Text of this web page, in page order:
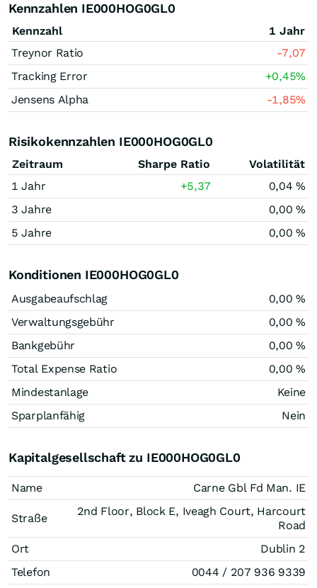
Kennzahlen IE000HOG0GL0
Kennzahl
1 Jahr
Treynor Ratio
-7,07
Tracking Error
+0,45%
Jensens Alpha
-1,85%
Risikokennzahlen IE000HOG0GL0
Zeitraum Sharpe Ratio
Volatilität
1 Jahr
+5,37
0,04 %
3 Jahre
0,00 %
5 Jahre
0,00 %
Konditionen IE000HOG0GL0
Ausgabeaufschlag
0,00 %
Verwaltungsgebühr
0,00 %
Bankgebühr
0,00 %
Total Expense Ratio
0,00 %
Mindestanlage
Keine
Sparplanfähig
Nein
Kapitalgesellschaft zu IE000HOG0GL0
Name Carne Gbl Fd Man. IE
Straße
2nd Floor, Block E, Iveagh Court, Harcourt
Road
Ort
Dublin 2
Telefon
0044 / 207 936 9339